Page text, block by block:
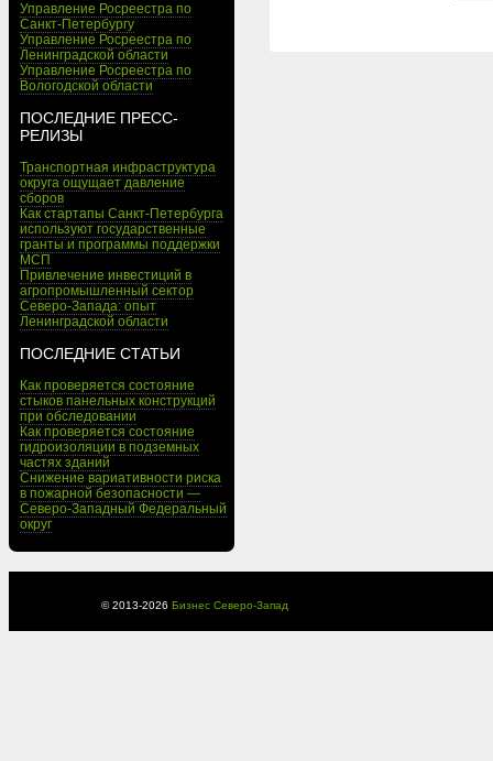
Управление Росреестра по
Санкт-Петербургу
Управление Росреестра по
Ленинградской области
Управление Росреестра по
Вологодской области
ПОСЛЕДНИЕ ПРЕСС-
РЕЛИЗЫ
Транспортная инфраструктура
округа ощущает давление
сборов
Как стартапы Санкт-Петербурга
используют государственные
гранты и программы поддержки
МСП
Привлечение инвестиций в
агропромышленный сектор
Северо-Запада: опыт
Ленинградской области
ПОСЛЕДНИЕ СТАТЬИ
Как проверяется состояние
стыков панельных конструкций
при обследовании
Как проверяется состояние
гидроизоляции в подземных
частях зданий
Снижение вариативности риска
в пожарной безопасности —
Северо-Западный Федеральный
округ
© 2013-2026 Бизнес Северо-Запад